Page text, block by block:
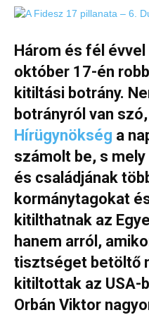
Három és fél
október 17-én
kitiltási botrány.
botrányról van
Hírügynökség a
számolt be, s
és családjának
kormánytagokat
kitilthatnak az
hanem arról,
tisztséget betöltő
kitiltottak az USA-
Orbán Viktor